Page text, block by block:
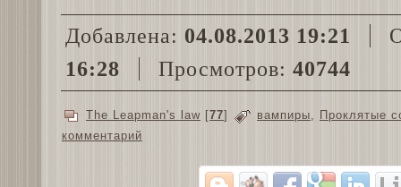
Добавлена: 04.08.2013 19:21
16:28
Просмотров: 40744
The Leapman's law [77] вампиры, Проклятые
комментарий